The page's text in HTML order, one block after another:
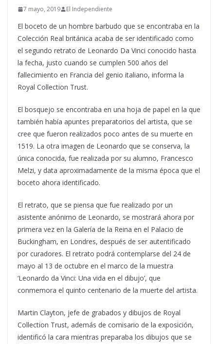
7 mayo, 2019 El Independiente
El boceto de un hombre barbudo que se encontraba en la
Colección Real británica acaba de ser identificado como
el segundo retrato de Leonardo Da Vinci conocido hasta
la fecha, justo cuando se cumplen 500 años del
fallecimiento en Francia del genio italiano, informa la
Royal Collection Trust.
El bosquejo se encontraba en una hoja de papel en la que
también había apuntes preparatorios del artista, que se
cree que fueron realizados poco antes de su muerte en
1519. La otra imagen de Leonardo que se conserva, la
única conocida, fue realizada por su alumno, Francesco
Melzi, y data aproximadamente de la misma época que el
boceto ahora identificado.
El retrato, que se piensa que fue realizado por un
asistente anónimo de Leonardo, se mostrará ahora por
primera vez en la Galería de la Reina en el Palacio de
Buckingham, en Londres, después de ser autentificado
por curadores. El retrato podrá contemplarse del 24 de
mayo al 13 de octubre en el marco de la muestra
‘Leonardo da Vinci: Una vida en el dibujo’, que
conmemora el quinto centenario de la muerte del artista.
Martin Clayton, jefe de grabados y dibujos de Royal
Collection Trust, además de comisario de la exposición,
identificó la cara mientras preparaba los dibujos que se